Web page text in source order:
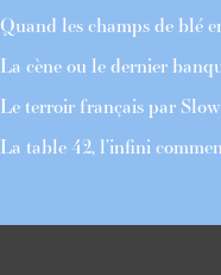
Quand les champs de blé
La cène ou le dernier
Le terroir français par
La table 42, l’infini